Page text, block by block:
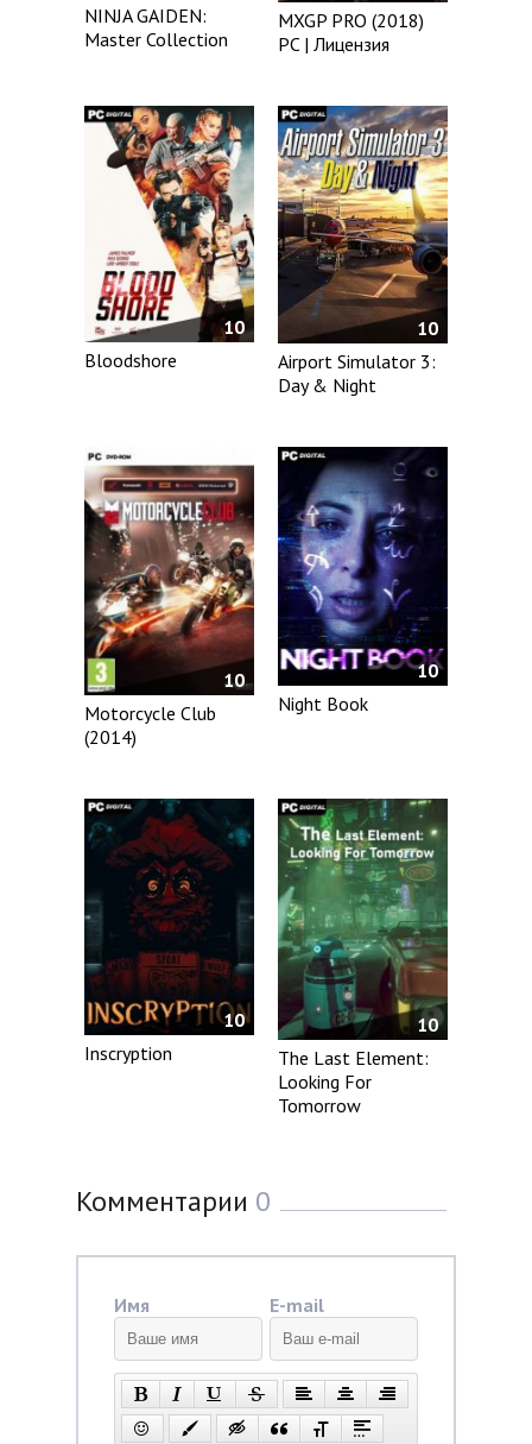
NINJA GAIDEN:
Master Collection
MXGP PRO (2018)
PC | Лицензия
10
Bloodshore
10
Airport Simulator 3:
Day & Night
10
Motorcycle Club
(2014)
10
Night Book
10
Inscryption
10
The Last Element:
Looking For
Tomorrow
Комментарии 0
Имя E-mail